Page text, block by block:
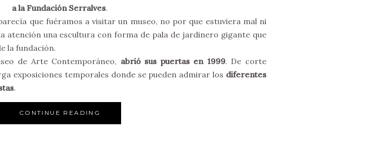
a la Fundación Serralves.
que fuéramos a visitar un museo, no por que estuviera mal ni
atención una escultura con forma de pala de jardinero gigante que
la fundación.
de Arte Contemporáneo, abrió sus puertas en 1999. De corte
exposiciones temporales donde se pueden admirar los diferentes
.
CONTINUE READING